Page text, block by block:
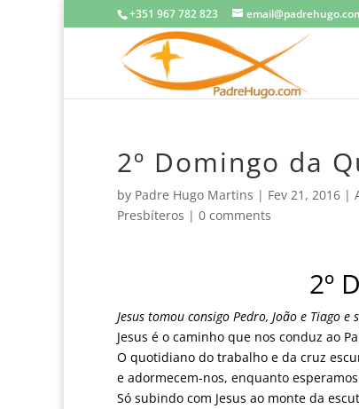
+351 967 782 823
2º Domingo da
by Padre Hugo Martins | Fev 21, 2016 |
Presbíteros | 0 comments
2º
Jesus tomou consigo Pedro, João e Tiago
Jesus é o caminho que nos conduz ao
O quotidiano do trabalho e da cruz
e adormecem-nos, enquanto
Só subindo com Jesus ao monte da